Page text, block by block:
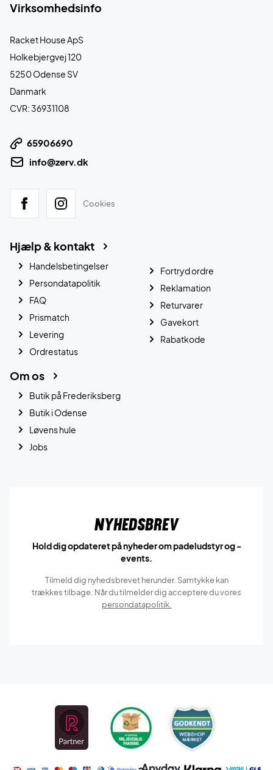
Virksomhedsinfo
Racket House ApS
Holkebjergvej 120
5250 Odense SV
Danmark
CVR: 36931108
65906690
info@zerv.dk
Cookies
Hjælp & kontakt
Handelsbetingelser
Persondatapolitik
FAQ
Prismatch
Levering
Ordrestatus
Fortryd ordre
Reklamation
Returvarer
Gavekort
Rabatkode
Om os
Butik på Frederiksberg
Butik i Odense
Løvens hule
Jobs
Nyhedsbrev
Hold dig opdateret på nyheder om padeludstyr og -
events.
Tilmeld dig nyhedsbrevet herunder. Samtykke kan
trækkes tilbage. Når du tilmelder dig acceptere du vores
persondatapolitik.